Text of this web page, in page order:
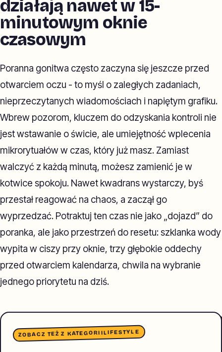
działają nawet w 15-
minutowym oknie
czasowym
Poranna gonitwa często zaczyna się jeszcze przed
otwarciem oczu - to myśl o zaległych zadaniach,
nieprzeczytanych wiadomościach i napiętym grafiku.
Wbrew pozorom, kluczem do odzyskania kontroli nie
jest wstawanie o świcie, ale umiejętność wplecenia
mikrorytuałów w czas, który już masz. Zamiast
walczyć z każdą minutą, możesz zamienić je w
kotwice spokoju. Nawet kwadrans wystarczy, byś
przestał reagować na chaos, a zaczął go
wyprzedzać. Potraktuj ten czas nie jako „dojazd” do
poranka, ale jako przestrzeń do resetu: szklanka wody
wypita w ciszy przy oknie, trzy głębokie oddechy
przed otwarciem kalendarza, chwila na wybranie
jednego priorytetu na dziś.
ZOBACZ TEŻ Z KATEGORIILIFESTYLE